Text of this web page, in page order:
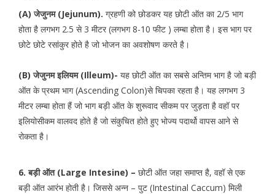
(A) जेजुनम (Jejunum). ग्रहणी को छोडकर यह छोटी ऑत का 2/5 भाग
होता है लगभग 2.5 से 3 मीटर (लगभग 8-10 फीट ) लम्बा होता है। इस भाग पर
छोटे छोटे रसांकुर होते है जो भोजन का अवशोषण करते है।
(B)जेजुनम इलियम (Illeum)- यह छोटी ऑत का सबसे अन्तिम भाग है जो बड़ी
ऑत के प्रथम भाग (Ascending Colon)से चिपका रहता है। यह लगभग 3
मीटर लम्बा होता हैं जो भाग बड़ी ऑत के शुरूवाद सीकम पर जुड़ता है वहॉ पर
इलियोसीकम वालवद होते है जो संकुचित होते हुए भोज्य पदार्थो वापस आने से
रोकता है।
6. बड़ी ऑत (Large Intesine) – छोटी ऑत जहा समाप्त है, वहॉ से एक
बड़ी ऑत आरंभ होती है। जिससे अन्न – पुट (Intestinal Caccum) मिली